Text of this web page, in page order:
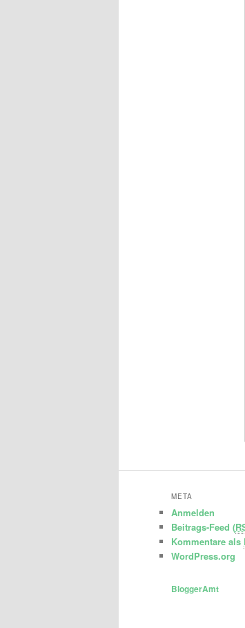
META
Anmelden
Beitrags-Feed (
Kommentare als
WordPress.org
BloggerAmt